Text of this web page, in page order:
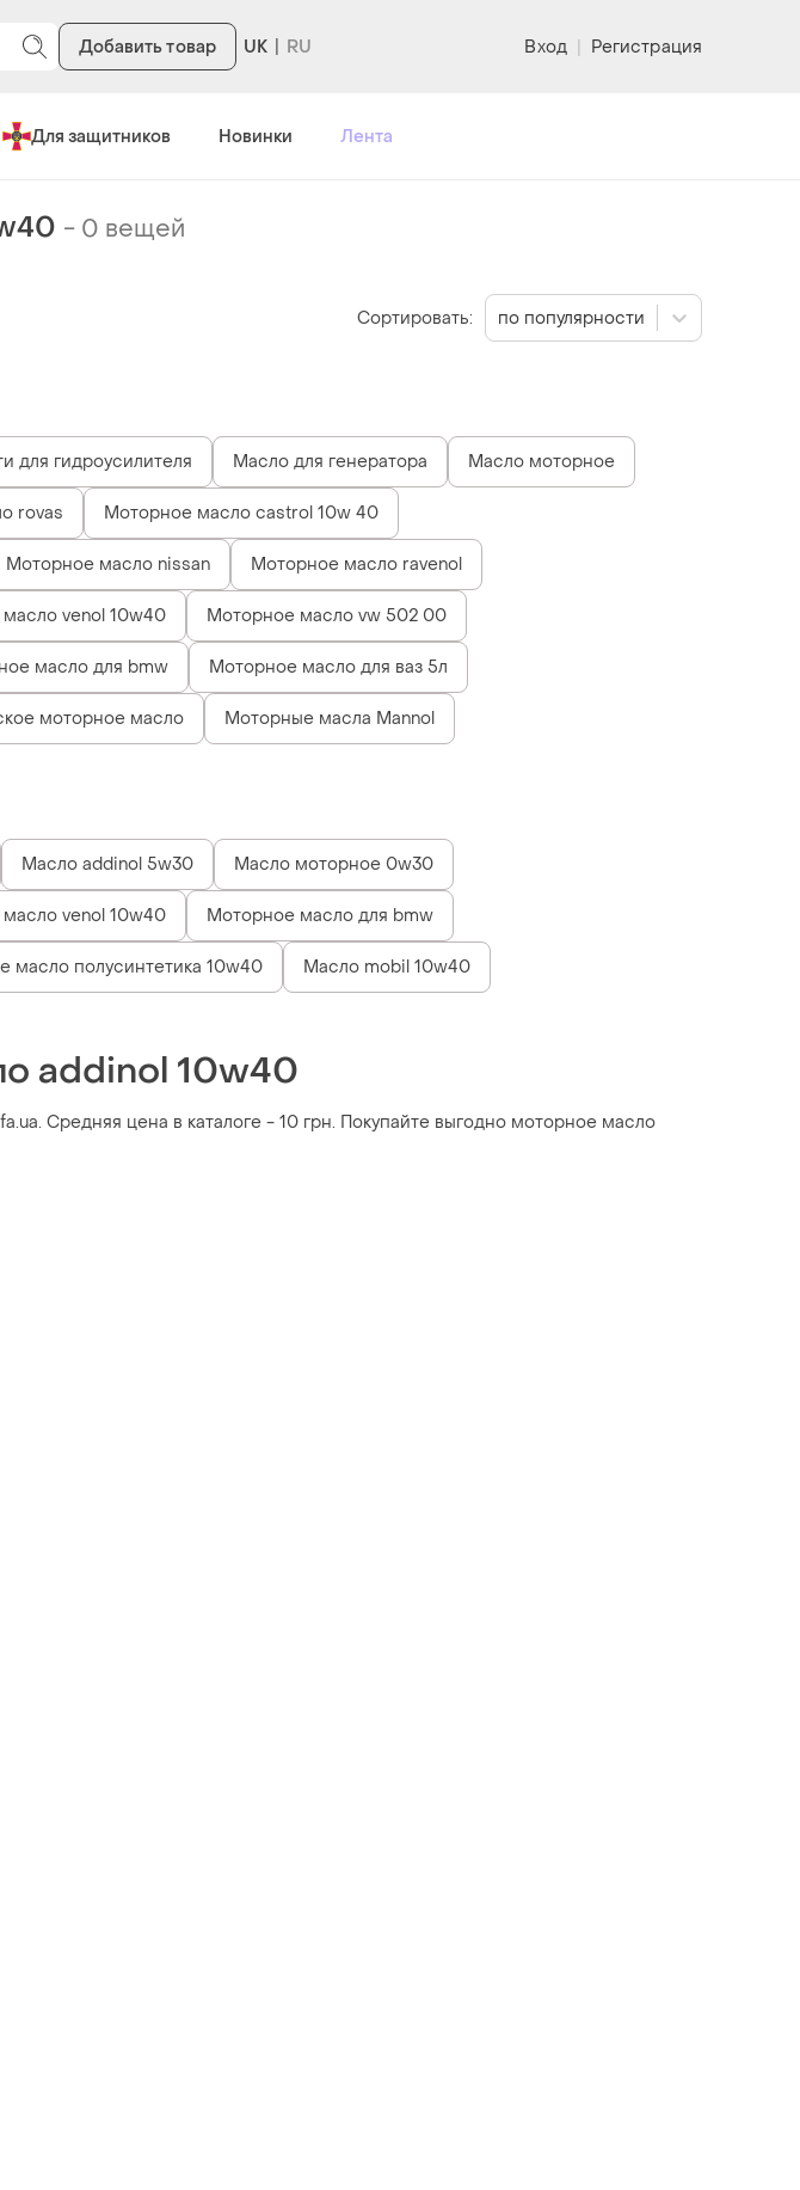
Добавить товар UK Вход | Регистрация
Для защитников Новинки Лента
- 0 вещей
для гидроусилителя Масло для генератора Масло моторное
rovas Моторное масло castrol 10w 40
Моторное масло nissan Моторное масло ravenol
venol 10w40 Моторное масло vw 502 00
масло для bmw Моторное масло для ваз 5л
моторное масло Моторные масла Mannol
Масло addinol 5w30 Масло моторное 0w30
venol 10w40 Моторное масло для bmw
масло полусинтетика 10w40 Масло mobil 10w40
addinol 10w40
Средняя цена в каталоге - 10 грн. Покупайте выгодно моторное масло
Сортировать: по популярности